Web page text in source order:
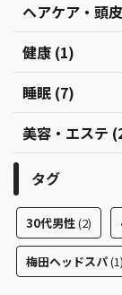
ヘアケア・頭
健康 (1)
睡眠 (7)
美容・エステ
タグ
30代男性(2)
梅田ヘッドスパ(1)